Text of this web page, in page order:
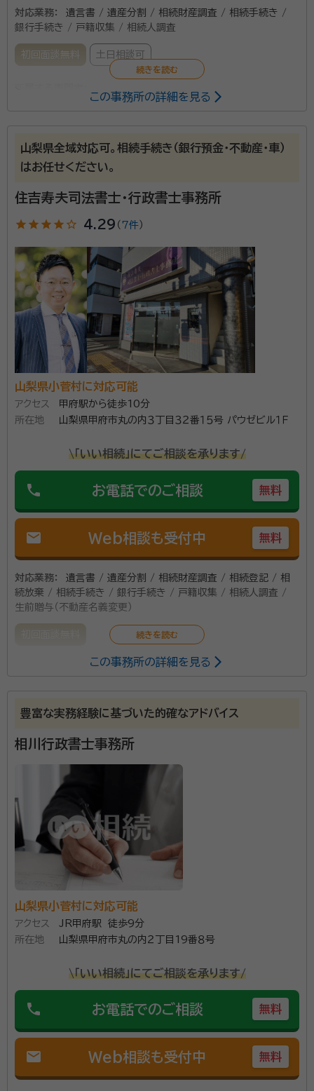
対応業務：
遺言書 / 遺産分割 / 相続財産調査 / 相続手続き /
銀行手続き / 戸籍収集 / 相続人調査
初回面談無料 土日相談可
「相続って週刊誌等の特集で読んだことはあったが、実
際に自分で手続しなくてはならないとなると何をどうし
てよいかわからない」といったお声をよく頂戴いたしま
割協議書の作成等、行政書士が対応できる部分は弊所
にて書類作成をさせていただき、不動産の相続登記や
相続税の申告が発生する場合には、提携している司法書
士事務所や税理士事務所を責任をもってご紹介いたし
ます。まずはお気軽にお問い合わせください。
所属団体：山梨県行政書士会
この事務所の詳細を見る
山梨県全域対応可。相続手続き（銀行預金・不動産・車）
はお任せください。
住吉寿夫司法書士・行政書士事務所
star star star star star_outline 4.29 （ 7件）
山梨県小菅村に対応可能
アクセス
甲府駅から徒歩10分
所在地
山梨県甲府市丸の内３丁目３２番１５号 パウゼビル１Ｆ
\「いい相続」にてご相談を承ります/
phone お電話でのご相談 無料
mail Web相談も受付中 無料
対応業務：
遺言書 / 遺産分割 / 相続財産調査 / 相続登記 / 相
続放棄 / 相続手続き / 銀行手続き / 戸籍収集 / 相続人調査 /
生前贈与（不動産名義変更）
account_circle 満足度 5.0
ご利用時期：2025/5
面談をしていただいて、おおよそのどのくらいの金額になりそうかや、今
後の相続についての流れを詳しく説明していただいたので依頼すること
に決めました。
契約後の感想
まだ、契約後財産調査中の依頼中で大きなやり取りはまだ行なっていな
いので契約後の感想はまだ分かりません。
けで憂鬱になることさえあります。 そんな時は、住吉寿
機関へ対する手続きを相続人様に代わって、お手続きし
ます。 ご費用は、わかりやすく相続財産からの算出に
て、お見積りいたします。 概算の金額が知りたい方は、
所属団体： 山梨県司法書士会、行政書士会
この事務所の詳細を見る
豊富な実務経験に基づいた的確なアドバイス
相川行政書士事務所
山梨県小菅村に対応可能
アクセス
JR甲府駅 徒歩9分
所在地
山梨県甲府市丸の内２丁目19番８号
\「いい相続」にてご相談を承ります/
phone お電話でのご相談 無料
mail Web相談も受付中 無料